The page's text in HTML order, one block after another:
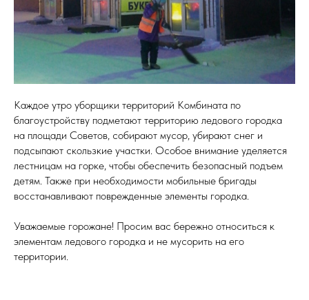
Каждое утро уборщики территорий Комбината по
благоустройству подметают территорию ледового городка
на площади Советов, собирают мусор, убирают снег и
подсыпают скользкие участки. Особое внимание уделяется
лестницам на горке, чтобы обеспечить безопасный подъем
детям. Также при необходимости мобильные бригады
восстанавливают поврежденные элементы городка.
Уважаемые горожане! Просим вас бережно относиться к
элементам ледового городка и не мусорить на его
территории.